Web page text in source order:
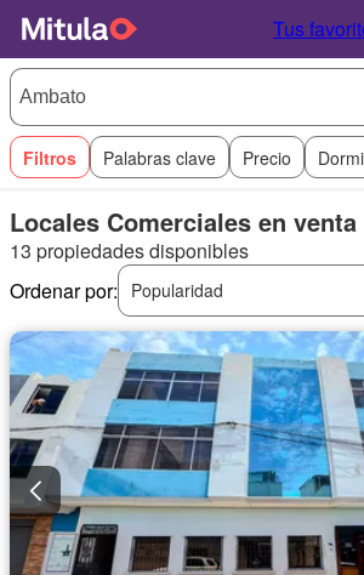
Tus
Filtros Palabras clave Precio
Locales Comerciales en
13 propiedades disponibles
Ordenar por:
Popularidad